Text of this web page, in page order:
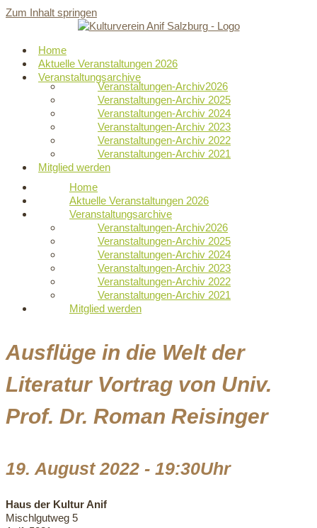
Zum Inhalt springen
Home
Aktuelle Veranstaltungen 2026
Veranstaltungsarchive
Veranstaltungen-Archiv2026
Veranstaltungen-Archiv 2025
Veranstaltungen-Archiv 2024
Veranstaltungen-Archiv 2023
Veranstaltungen-Archiv 2022
Veranstaltungen-Archiv 2021
Mitglied werden
Home
Aktuelle Veranstaltungen 2026
Veranstaltungsarchive
Veranstaltungen-Archiv2026
Veranstaltungen-Archiv 2025
Veranstaltungen-Archiv 2024
Veranstaltungen-Archiv 2023
Veranstaltungen-Archiv 2022
Veranstaltungen-Archiv 2021
Mitglied werden
Ausflüge in die Welt der
Literatur Vortrag von Univ.
Prof. Dr. Roman Reisinger
19. August 2022 - 19:30Uhr
Haus der Kultur Anif
Mischlgutweg 5